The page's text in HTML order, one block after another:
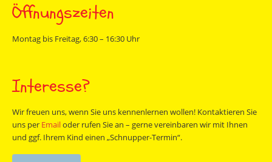
Öffnungszeiten
Montag bis Freitag, 6:30 – 16:30 Uhr
Interesse?
Wir freuen uns, wenn Sie uns kennenlernen wollen! Kontaktieren Sie
uns per Emailoder rufen Sie an – gerne vereinbaren wir mit Ihnen
und ggf. Ihrem Kind einen „Schnupper-Termin“.